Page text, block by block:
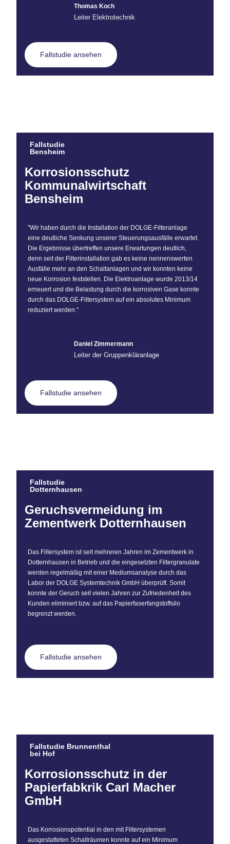
Thomas Koch
Leiter Elektrotechnik
Fallstudie ansehen
Fallstudie
Bensheim
Korrosionsschutz
Kommunalwirtschaft
Bensheim
"Wir haben durch die Installation der DOLGE-Filteranlage
eine deutliche Senkung unserer Steuerungsausfälle erwartet.
Die Ergebnisse übertreffen unsere Erwartungen deutlich,
denn seit der Filterinstallation gab es keine nennenswerten
Ausfälle mehr an den Schaltanlagen und wir konnten keine
neue Korrosion feststellen. Die Elektroanlage wurde 2013/14
erneuert und die Belastung durch die korrosiven Gase konnte
durch das DOLGE-Filtersystem auf ein absolutes Minimum
reduziert werden."
Daniel Zimmermann
Leiter der Gruppenkläranlage
Fallstudie ansehen
Fallstudie
Dotternhausen
Geruchsvermeidung im
Zementwerk Dotternhausen
Das Filtersystem ist seit mehreren Jahren im Zementwerk in
Dotternhausen in Betrieb und die eingesetzten Filtergranulate
werden regelmäßig mit einer Mediumsanalyse durch das
Labor der DOLGE Systemtechnik GmbH überprüft. Somit
konnte der Geruch seit vielen Jahren zur Zufriedenheit des
Kunden eliminiert bzw. auf das Papierfaserfangstoffsilo
begrenzt werden.
Fallstudie ansehen
Fallstudie Brunnenthal
bei Hof
Korrosionsschutz in der
Papierfabkrik Carl Macher
GmbH
Das Korrosionspotential in den mit Filtersystemen
ausgestatteten Schalträumen konnte auf ein Minimum